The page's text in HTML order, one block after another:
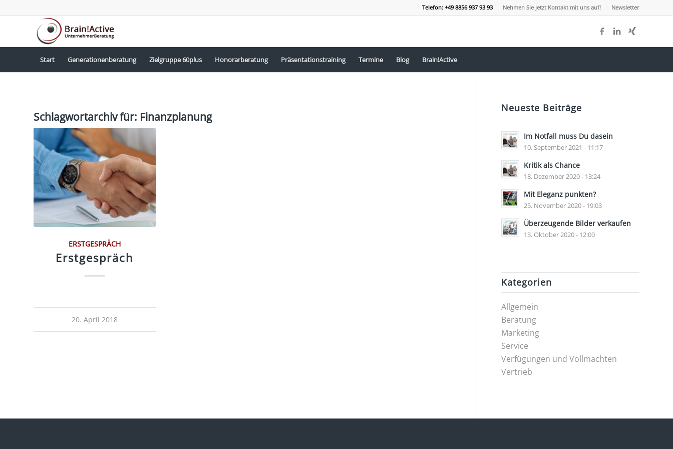
Nehmen Sie jetzt Kontakt mit uns auf! Newsletter
Telefon: +49 8856 937 93 93
Start Generationenberatung Zielgruppe 60plus Honorarberatung Präsentationstraining Termine Blog Brain!Active
Schlagwortarchiv für: Finanzplanung
ERSTGESPRÄCH
Erstgespräch
20. April 2018
Neueste Beiträge
Im Notfall muss Du dasein
10. September 2021 - 11:17
Kritik als Chance
18. Dezember 2020 - 13:24
Mit Eleganz punkten?
25. November 2020 - 19:03
Überzeugende Bilder verkaufen
13. Oktober 2020 - 12:00
Kategorien
Allgemein
Beratung
Marketing
Service
Verfügungen und Vollmachten
Vertrieb